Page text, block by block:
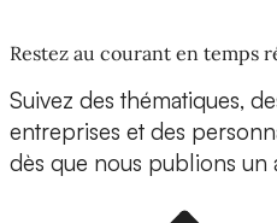
Restez au courant en temps
Suivez des thématiques,
entreprises et des
dès que nous publions un